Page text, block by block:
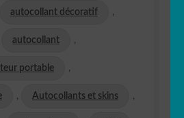
autocollant décoratif ,
autocollant ,
portable ,
, Autocollants et skins ,